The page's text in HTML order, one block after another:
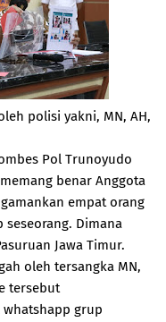
polisi yakni, MN, AH,
Pol Trunoyudo
benar Anggota
empat orang
Dimana
Jawa Timur.
oleh tersangka MN,
tersebut
grup